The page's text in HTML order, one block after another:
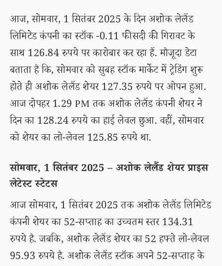
आज, सोमवार, 1 सितंबर 2025 के दिन अशोक लेलैंड
लिमिटेड कंपनी का स्टॉक -0.11 फीसदी की गिरावट के
साथ 126.84 रुपये पर कारोबार कर रहा हैं. मौजूदा डेटा
बताता है कि, सोमवार को सुबह स्टॉक मार्केट में ट्रेडिंग शुरू
होते ही अशोक लेलैंड शेयर 127.35 रुपये पर ओपन हुआ.
आज दोपहर 1.29 PM तक अशोक लेलैंड कंपनी शेयर ने
दिन का 128.24 रुपये का हाई लेवल छुआ. वहीं, सोमवार
को शेयर का लो-लेवल 125.85 रुपये था.
सोमवार, 1 सितंबर 2025 – अशोक लेलैंड शेयर प्राइस
लेटेस्ट स्टेटस
आज सोमवार, 1 सितंबर 2025 तक अशोक लेलैंड लिमिटेड
कंपनी शेयर का 52-सप्ताह का उच्चतम स्तर 134.31
रुपये है. जबकि, अशोक लेलैंड शेयर का 52 हफ्ते लो-लेवल
95.93 रुपये है. अशोक लेलैंड स्टॉक अपने 52-सप्ताह के